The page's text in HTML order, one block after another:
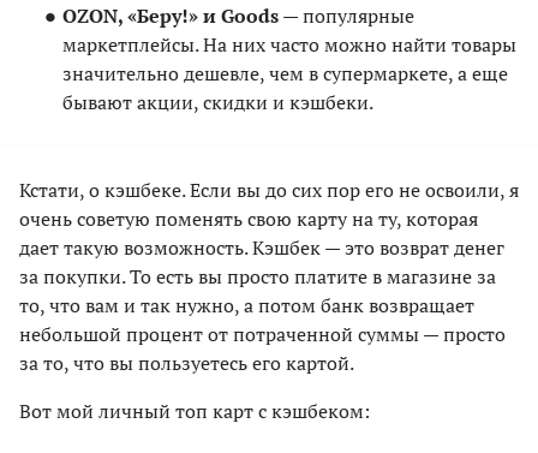
OZON, «Беру!» и Goods— популярные
маркетплейсы. На них часто можно найти товары
значительно дешевле, чем в супермаркете, а еще
бывают акции, скидки и кэшбеки.
Кстати, о кэшбеке. Если вы до сих пор его не освоили, я
очень советую поменять свою карту на ту, которая
дает такую возможность. Кэшбек — это возврат денег
за покупки. То есть вы просто платите в магазине за
то, что вам и так нужно, а потом банк возвращает
небольшой процент от потраченной суммы — просто
за то, что вы пользуетесь его картой.
Вот мой личный топ карт с кэшбеком: